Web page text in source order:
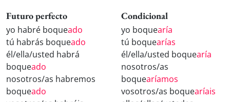
Futuro perfecto
yo habré boqueado
tú habrás boqueado
él/ella/usted habrá
boqueado
nosotros/as habremos
boqueado
Condicional
yo boquearía
tú boquearías
él/ella/usted boquearía
nosotros/as
boquearíamos
vosotros/as boquearíais